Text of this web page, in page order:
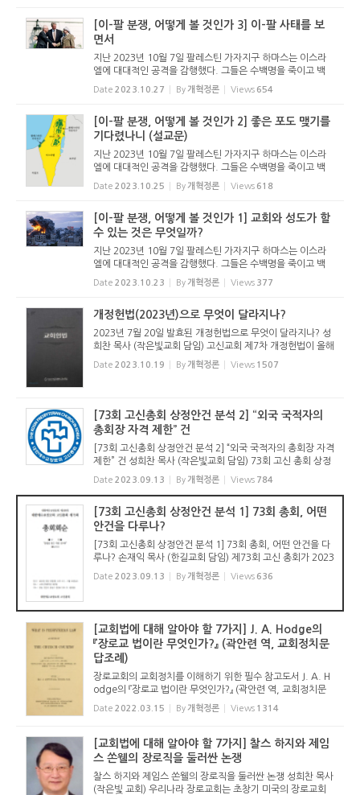
[이-팔 분쟁, 어떻게 볼 것인가 3] 이-팔 사태를 보
면서
지난 2023년 10월 7일 팔레스틴 가자지구 하마스는 이스라
엘에 대대적인 공격을 감행했다. 그들은 수백명을 죽이고 백
수십명을 인질로 잡아갔다. 러시아의 우크라이나 침공으로 온
세계가 전쟁통을 겪고 있는데, 중동에 새로운 전쟁이 발생할
Date 2023.10.27 By 개혁정론 Views 654
[이-팔 분쟁, 어떻게 볼 것인가 2] 좋은 포도 맺기를
기다렸나니 (설교문)
지난 2023년 10월 7일 팔레스틴 가자지구 하마스는 이스라
엘에 대대적인 공격을 감행했다. 그들은 수백명을 죽이고 백
수십명을 인질로 잡아갔다. 러시아의 우크라이나 침공으로 온
세계가 전쟁통을 겪고 있는데, 중동에 새로운 전쟁이 발생할
Date 2023.10.25 By 개혁정론 Views 618
[이-팔 분쟁, 어떻게 볼 것인가 1] 교회와 성도가 할
수 있는 것은 무엇일까?
지난 2023년 10월 7일 팔레스틴 가자지구 하마스는 이스라
엘에 대대적인 공격을 감행했다. 그들은 수백명을 죽이고 백
수십명을 인질로 잡아갔다. 러시아의 우크라이나 침공으로 온
세계가 전쟁통을 겪고 있는데, 중동에 새로운 전쟁이 발생할
Date 2023.10.23 By 개혁정론 Views 377
개정헌법(2023년)으로 무엇이 달라지나?
2023년 7월 20일 발효된 개정헌법으로 무엇이 달라지나? 성
희찬 목사 (작은빛교회 담임) 고신교회 제7차 개정헌법이 올해
2023년 7월 20일에 공포되었다. 2023년 4월에 열린 노회 수
의 결과 전국 35개 노회 중 20개 노회가 과반수 찬성을 했고(5
Date 2023.10.19 By 개혁정론 Views 1507
[73회 고신총회 상정안건 분석 2] “외국 국적자의
총회장 자격 제한” 건
[73회 고신총회 상정안건 분석 2] “외국 국적자의 총회장 자격
제한” 건 성희찬 목사 (작은빛교회 담임) 73회 고신 총회 상정
안건을 분석하기 위해 안건을 살폈다. 이렇다 할 안건이 없다.
무엇보다 총회 상정 안건으로서의 최소한의 품격을 갖...
Date 2023.09.13 By 개혁정론 Views 784
[73회 고신총회 상정안건 분석 1] 73회 총회, 어떤
안건을 다루나?
[73회 고신총회 상정안건 분석 1] 73회 총회, 어떤 안건을 다
루나? 손재익 목사 (한길교회 담임) 제73회 고신 총회가 2023
년 9월 19일(화)부터 22일(금)까지 4일간 열린다. 실제 일정
보다 하루 일찍 파회한 전례대로라면 21일(목)까지 3일간으로
Date 2023.09.13 By 개혁정론 Views 636
[교회법에 대해 알아야 할 7가지] J. A. Hodge의
『장로교 법이란 무엇인가?』 (곽안련 역, 교회정치문
답조례)
장로교회의 교회정치를 이해하기 위한 필수 참고도서 J. A. H
odge의 『장로교 법이란 무엇인가?』 (곽안련 역, 교회정치문
답조례) 손재익 목사 (한길교회 담임) J. A. 하지의 저서 『장로
교 법이란 무엇인가?』 1886년 J. A. 하지(John Aspinwall H
Date 2022.03.15 By 개혁정론 Views 1314
[교회법에 대해 알아야 할 7가지] 찰스 하지와 제임
스 쏜웰의 장로직을 둘러싼 논쟁
찰스 하지와 제임스 쏜웰의 장로직을 둘러싼 논쟁 성희찬 목사
(작은빛 교회) 우리나라 장로교회는 초창기 미국의 장로교회